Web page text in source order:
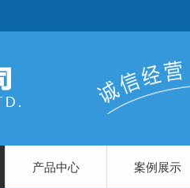
产品中心 案例展示